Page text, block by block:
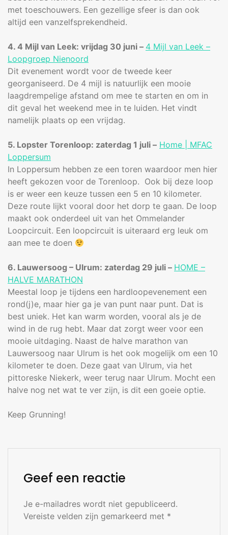
met toeschouwers. Een gezellige sfeer is dan ook
altijd een vanzelfsprekendheid.
4. 4 Mijl van Leek: vrijdag 30 juni – 4 Mijl van Leek –
Loopgroep Nienoord
Dit evenement wordt voor de tweede keer
georganiseerd. De 4 mijl is natuurlijk een mooie
laagdrempelige afstand om mee te starten en om in
dit geval het weekend mee in te luiden. Het vindt
namelijk plaats op een vrijdag.
5. Lopster Torenloop: zaterdag 1 juli – Home | MFAC
Loppersum
In Loppersum hebben ze een toren waardoor men hier
heeft gekozen voor de Torenloop. Ook bij deze loop
is er weer een keuze tussen een 5 en 10 kilometer.
Deze route lijkt vooral door het dorp te gaan. De loop
maakt ook onderdeel uit van het Ommelander
Loopcircuit. Een loopcircuit is uiteraard erg leuk om
aan mee te doen
6. Lauwersoog – Ulrum: zaterdag 29 juli – HOME –
HALVE MARATHON
Meestal loop je tijdens een hardloopevenement een
rond(j)e, maar hier ga je van punt naar punt. Dat is
best uniek. Het kan warm worden, vooral als je de
wind in de rug hebt. Maar dat zorgt weer voor een
mooie uitdaging. Naast de halve marathon van
Lauwersoog naar Ulrum is het ook mogelijk om een 10
kilometer te doen. Deze gaat van Ulrum, via het
pittoreske Niekerk, weer terug naar Ulrum. Mocht een
halve nog net wat te ver zijn, is dit een goeie optie.
Keep Grunning!
Geef een reactie
Je e-mailadres wordt niet gepubliceerd.
Vereiste velden zijn gemarkeerd met *